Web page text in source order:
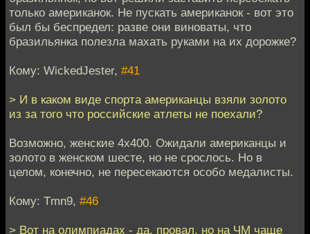
только американок. Не пускать американок - вот это
был бы беспредел: разве они виноваты, что
бразильянка полезла махать руками на их дорожке?
Кому: WickedJester, #41
> И в каком виде спорта американцы взяли золото
из за того что российские атлеты не поехали?
Возможно, женские 4х400. Ожидали американцы и
золото в женском шесте, но не срослось. Но в
целом, конечно, не пересекаются особо медалисты.
Кому: Tmn9, #46
> Вот на олимпиадах - да, провал, но на ЧМ чаще